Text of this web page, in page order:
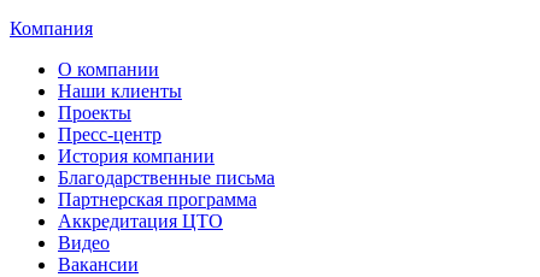
Компания
О компании
Наши клиенты
Проекты
Пресс-центр
История компании
Благодарственные письма
Партнерская программа
Аккредитация ЦТО
Видео
Вакансии